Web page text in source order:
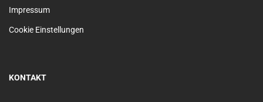
Impressum
Cookie Einstellungen
KONTAKT